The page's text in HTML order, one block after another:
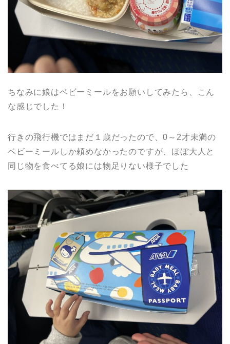
ちなみに娘はベビーミールをお願いしてみたら、こん
な感じでした！
行きの飛行機ではまだ１歳だったので、0～2才未満の
ベビーミールしか頼めなかったのですが、ほぼ大人と
同じ物を食べてる娘には物足りない様子でした